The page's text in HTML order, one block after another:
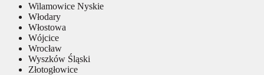
Wilamowice Nyskie
Włodary
Włostowa
Wójcice
Wrocław
Wyszków Śląski
Złotogłowice